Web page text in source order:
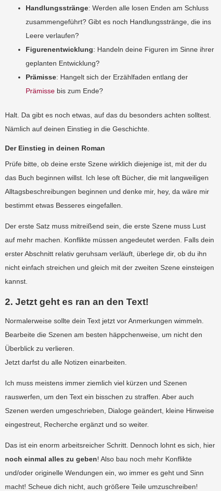
Handlungsstränge: Werden alle losen Enden am Schluss
zusammengeführt? Gibt es noch Handlungsstränge, die ins
Leere verlaufen?
Figurenentwicklung: Handeln deine Figuren im Sinne ihrer
geplanten Entwicklung?
Prämisse: Hangelt sich der Erzählfaden entlang der
Prämisse bis zum Ende?
Halt. Da gibt es noch etwas, auf das du besonders achten solltest.
Nämlich auf deinen Einstieg in die Geschichte.
Der Einstieg in deinen Roman
Prüfe bitte, ob deine erste Szene wirklich diejenige ist, mit der du
das Buch beginnen willst. Ich lese oft Bücher, die mit langweiligen
Alltagsbeschreibungen beginnen und denke mir, hey, da wäre mir
bestimmt etwas Besseres eingefallen.
Der erste Satz muss mitreißend sein, die erste Szene muss Lust
auf mehr machen. Konflikte müssen angedeutet werden. Falls dein
erster Abschnitt relativ geruhsam verläuft, überlege dir, ob du ihn
nicht einfach streichen und gleich mit der zweiten Szene einsteigen
kannst.
2. Jetzt geht es ran an den Text!
Normalerweise sollte dein Text jetzt vor Anmerkungen wimmeln.
Bearbeite die Szenen am besten häppchenweise, um nicht den
Überblick zu verlieren.
Jetzt darfst du alle Notizen einarbeiten.
Ich muss meistens immer ziemlich viel kürzen und Szenen
rauswerfen, um den Text ein bisschen zu straffen. Aber auch
Szenen werden umgeschrieben, Dialoge geändert, kleine Hinweise
eingestreut, Recherche ergänzt und so weiter.
Das ist ein enorm arbeitsreicher Schritt. Dennoch lohnt es sich, hier
noch einmal alles zu geben! Also bau noch mehr Konflikte
und/oder originelle Wendungen ein, wo immer es geht und Sinn
macht! Scheue dich nicht, auch größere Teile umzuschreiben!